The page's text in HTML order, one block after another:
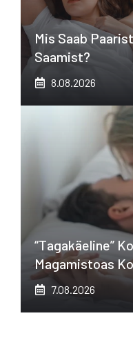
Mis Saab
Saamist?
8.08.2026
“Tagakäeline”
Magamistoas
7.08.2026